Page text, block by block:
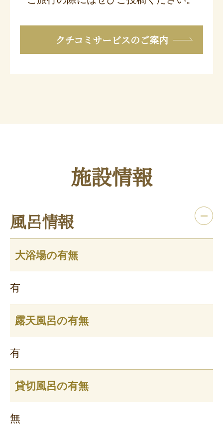
クチコミサービスのご案内
施設情報
風呂情報
大浴場の有無
有
露天風呂の有無
有
貸切風呂の有無
無